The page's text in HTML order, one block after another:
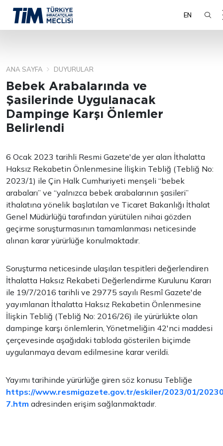
EN
ANA SAYFA DUYURULAR
Bebek Arabalarında ve
Şasilerinde Uygulanacak
Dampinge Karşı Önlemler
Belirlendi
6 Ocak 2023 tarihli Resmi Gazete'de yer alan İthalatta
Haksız Rekabetin Önlenmesine İlişkin Tebliğ (Tebliğ No:
2023/1) ile Çin Halk Cumhuriyeti menşeli “bebek
arabaları” ve “yalnızca bebek arabalarının şasileri”
ithalatına yönelik başlatılan ve Ticaret Bakanlığı İthalat
Genel Müdürlüğü tarafından yürütülen nihai gözden
geçirme soruşturmasının tamamlanması neticesinde
alınan karar yürürlüğe konulmaktadır.
Soruşturma neticesinde ulaşılan tespitleri değerlendiren
İthalatta Haksız Rekabeti Değerlendirme Kurulunu Kararı
ile 19/7/2016 tarihli ve 29775 sayılı Resmî Gazete'de
yayımlanan İthalatta Haksız Rekabetin Önlenmesine
İlişkin Tebliğ (Tebliğ No: 2016/26) ile yürürlükte olan
dampinge karşı önlemlerin, Yönetmeliğin 42'nci maddesi
çerçevesinde aşağıdaki tabloda gösterilen biçimde
uygulanmaya devam edilmesine karar verildi.
Yayımı tarihinde yürürlüğe giren söz konusu Tebliğe
https://www.resmigazete.gov.tr/eskiler/2023/01/
7.htm adresinden erişim sağlanmaktadır.